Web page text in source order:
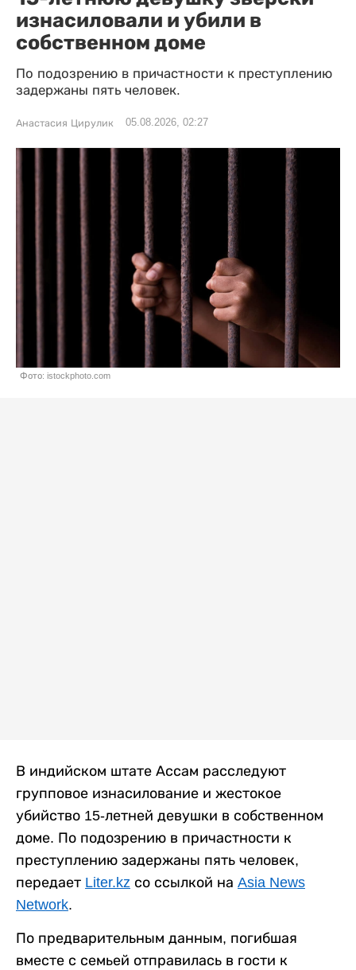
изнасиловали и убили в
собственном доме
По подозрению в причастности к преступлению
задержаны пять человек.
Анастасия Цирулик 05.08.2026, 02:27
Фото: istockphoto.com
В индийском штате Ассам расследуют
групповое изнасилование и жестокое
убийство 15-летней девушки в собственном
доме. По подозрению в причастности к
преступлению задержаны пять человек,
передает Liter.kz со ссылкой на Asia News
Network.
По предварительным данным, погибшая
вместе с семьей отправилась в гости к